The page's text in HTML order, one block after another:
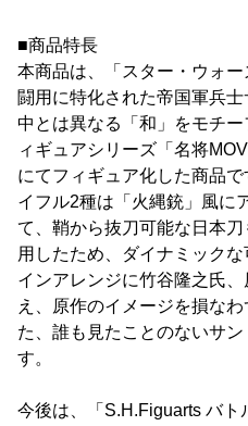
■商品特長
本商品は、「スター・ウォ
闘用に特化された帝国軍兵
中とは異なる「和」をモチ
ィギュアシリーズ「名将
にてフィギュア化した商品
イフル2種は「火縄銃」風に
て、鞘から抜刀可能な日本
用したため、ダイナミック
インアレンジに竹谷隆之氏
え、原作のイメージを損な
た、誰も見たことのないサ
す。
今後は、「S.H.Figuarts バト